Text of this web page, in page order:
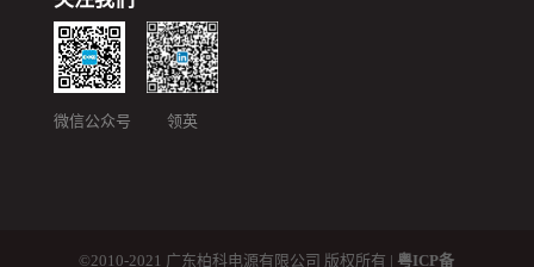
微信公众号 领英
©2010-2021 广东柏科电源有限公司 版权所有 | 粤ICP备